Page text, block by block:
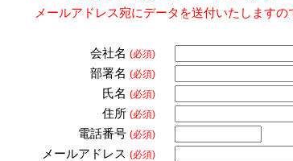
メールアドレス宛にデータを送付いたします
会社名 (必須)
部署名 (必須)
氏名 (必須)
住所 (必須)
電話番号 (必須)
メールアドレス (必須)